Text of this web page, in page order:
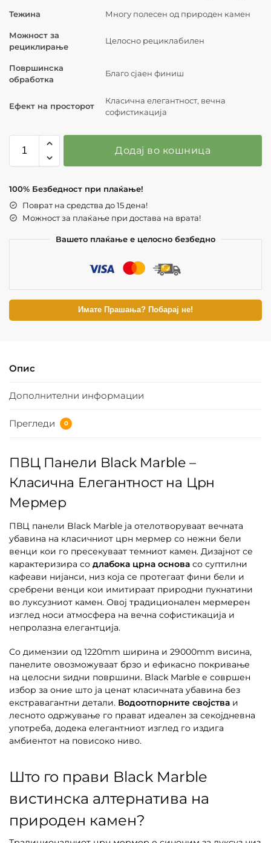
Тежина Многу полесен од природен камен
Можност за
рециклирање
Целосно рециклабилен
Површинска
обработка
Благо сјаен финиш
Ефект на просторот
Класична елегантност, вечна
софистикација
Додај во кошница
100% Безбедност при плаќање!
Поврат на средства до 15 дена!
Можност за плаќање при достава на врата!
Вашето плаќање е целосно безбедно
Имате Прашања? Побарај не!
Опис
Дополнителни информации
Прегледи 0
ПВЦ Панели Black Marble –
Класична Елегантност на Црн
Мермер
ПВЦ панели Black Marble ја отелотворуваат вечната
убавина на класичниот црн мермер со нежни бели
венци кои го пресекуваат темниот камен. Дизајнот се
карактеризира со длабока црна основа со суптилни
кафеави нијанси, низ која се протегаат фини бели и
сребрени венци кои имитираат природни пукнатини
во луксузниот камен. Овој традиционален мермерен
изглед носи атмосфера на вечна софистикација и
непролазна елегантција.
Со димензии од 1220mm ширина и 29000mm висина,
панелите овозможуваат брзо и ефикасно покривање
на целосни ѕидни површини. Black Marble е совршен
избор за оние што ја ценат класичната убавина без
екстравагантни детали. Водоотпорните својства и
лесното одржување го прават идеален за секојдневна
употреба, додека елегантниот изглед го издига
амбиентот на повисоко ниво.
Што го прави Black Marble
вистинска алтернатива на
природен камен?